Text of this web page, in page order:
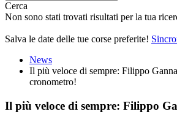
Cerca
Non sono stati trovati risultati per la tua
Salva le date delle tue corse preferite!
News
Il più veloce di sempre: Filippo
cronometro!
Il più veloce di sempre: Filippo